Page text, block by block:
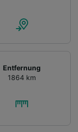
Entfernung
1864 km